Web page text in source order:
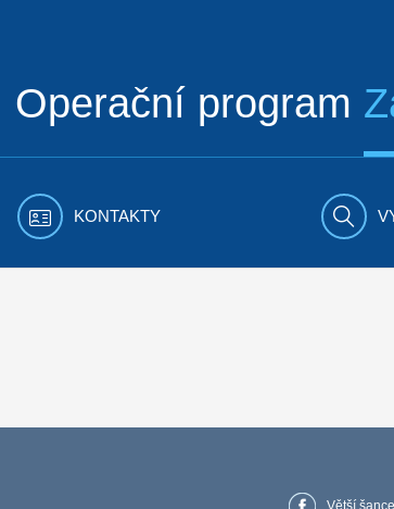
Operační program
KONTAKTY
Větší šance